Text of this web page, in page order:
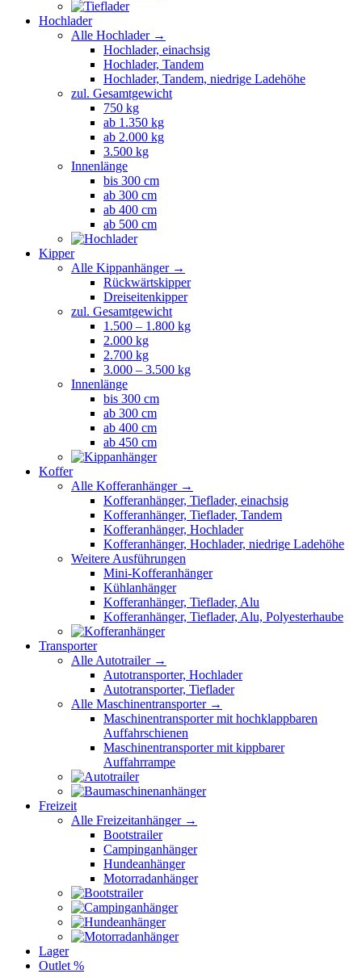
Hochlader
Alle Hochlader →
Hochlader, einachsig
Hochlader, Tandem
Hochlader, Tandem, niedrige Ladehöhe
zul. Gesamtgewicht
750 kg
ab 1.350 kg
ab 2.000 kg
3.500 kg
Innenlänge
bis 300 cm
ab 300 cm
ab 400 cm
ab 500 cm
Kipper
Alle Kippanhänger →
Rückwärtskipper
Dreiseitenkipper
zul. Gesamtgewicht
1.500 – 1.800 kg
2.000 kg
2.700 kg
3.000 – 3.500 kg
Innenlänge
bis 300 cm
ab 300 cm
ab 400 cm
ab 450 cm
Koffer
Alle Kofferanhänger →
Kofferanhänger, Tieflader, einachsig
Kofferanhänger, Tieflader, Tandem
Kofferanhänger, Hochlader
Kofferanhänger, Hochlader, niedrige Ladehöhe
Weitere Ausführungen
Mini-Kofferanhänger
Kühlanhänger
Kofferanhänger, Tieflader, Alu
Kofferanhänger, Tieflader, Alu, Polyesterhaube
Transporter
Alle Autotrailer →
Autotransporter, Hochlader
Autotransporter, Tieflader
Alle Maschinentransporter →
Maschinentransporter mit hochklappbaren
Auffahrschienen
Maschinentransporter mit kippbarer
Auffahrrampe
Freizeit
Alle Freizeitanhänger →
Bootstrailer
Campinganhänger
Hundeanhänger
Motorradanhänger
Lager
Outlet %